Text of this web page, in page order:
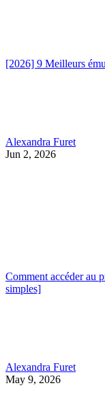
[2026] 9 Meilleurs
Alexandra Furet
Jun 2, 2026
Comment accéder au
simples]
Alexandra Furet
May 9, 2026